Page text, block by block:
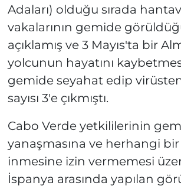
Adaları) olduğu sırada
vakalarının gemide
açıklamış ve 3 Mayıs'ta bir
yolcunun hayatını
gemide seyahat edip
sayısı 3'e çıkmıştı.
Cabo Verde yetkililerinin
yanaşmasına ve herhangi
inmesine izin vermemesi
İspanya arasında yapılan